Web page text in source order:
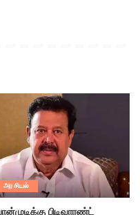
அரசியல்
பிடிவாரண்ட்